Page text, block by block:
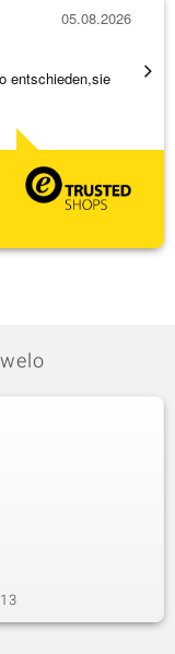
entschieden,sie
05.08.2026